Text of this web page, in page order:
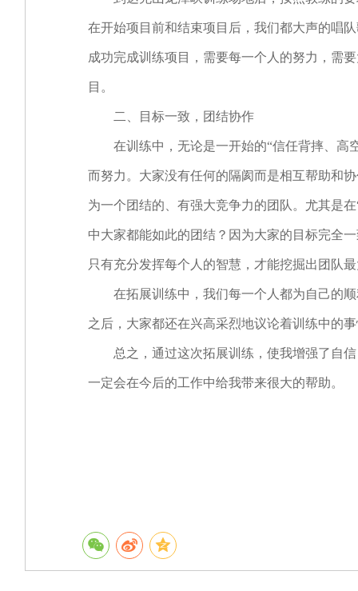
在开始项目前和结束项目后，我们都大声的唱
成功完成训练项目，需要每一个人的努力，需
目。
二、目标一致，团结协作
在训练中，无论是一开始的“信任背摔、高
而努力。大家没有任何的隔阂而是相互帮助和
为一个团结的、有强大竞争力的团队。尤其是
中大家都能如此的团结？因为大家的目标完全
只有充分发挥每个人的智慧，才能挖掘出团队
在拓展训练中，我们每一个人都为自己的顺
之后，大家都还在兴高采烈地议论着训练中的
总之，通过这次拓展训练，使我增强了自信
一定会在今后的工作中给我带来很大的帮助。